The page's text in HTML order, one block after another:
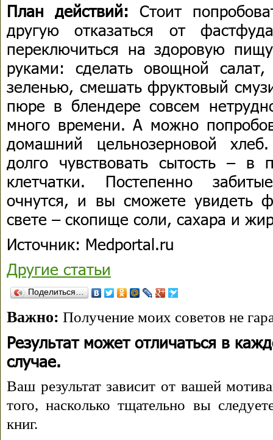
План действий: Стоит
другую отказаться от
переключиться на здоровую
руками: сделать овощной
зеленью, смешать фруктовый
пюре в блендере совсем
много времени. А можно
домашний цельнозерновой
долго чувствовать сытость – в
клетчатки. Постепенно
очнутся, и вы сможете увидеть
свете – скопище соли, сахара и
Источник: Мedportal.ru
Другие статьи
Поделиться…
Важно: Получение моих советов не
Результат может отличаться в
случае.
Ваш результат зависит от вашей
того, насколько тщательно вы
книг.